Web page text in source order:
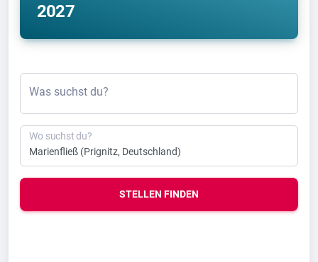
2027
Was suchst du?
Wo suchst du?
STELLEN FINDEN